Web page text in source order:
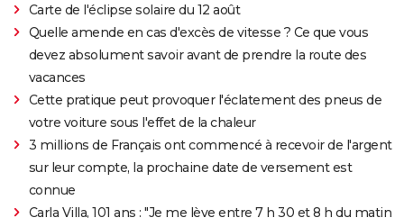
Carte de l'éclipse solaire du 12 août
Quelle amende en cas d'excès de vitesse ? Ce que vous
devez absolument savoir avant de prendre la route des
vacances
Cette pratique peut provoquer l'éclatement des pneus de
votre voiture sous l'effet de la chaleur
3 millions de Français ont commencé à recevoir de l'argent
sur leur compte, la prochaine date de versement est
connue
Carla Villa, 101 ans : "Je me lève entre 7 h 30 et 8 h du matin